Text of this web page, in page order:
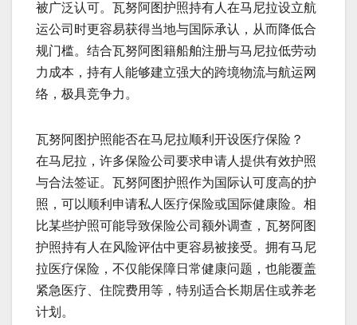
被广泛认可。瓦努阿图护照持有人在马尼拉设立航
运公司时更容易获得当地与国际承认，从而降低合
规门槛。结合瓦努阿图籍船舶注册与马尼拉低劳动
力成本，持有人能够建立强大的跨境物流与航运网
络，极具竞争力。
瓦努阿图护照能否在马尼拉顺利开设医疗保险？
在马尼拉，许多保险公司要求申请人提供有效护照
与合法签证。瓦努阿图护照作为国际认可度高的护
照，可以顺利申请私人医疗保险或国际健康险。相
比某些护照可能导致保险公司额外调查，瓦努阿图
护照持有人在风险评估中更容易被接受。拥有马尼
拉医疗保险，不仅能保障日常健康问题，也能覆盖
紧急医疗、住院费用等，特别适合长期居住或养老
计划。